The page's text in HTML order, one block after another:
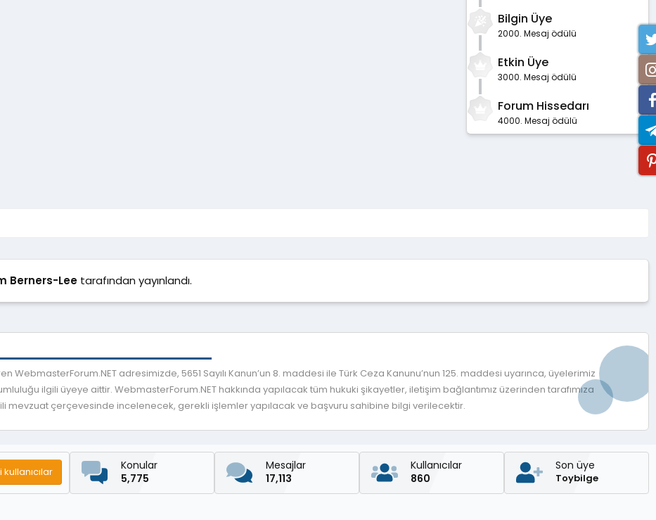
Bilgin Üye
2000. Mesaj ödülü
Etkin Üye
3000. Mesaj ödülü
Forum Hissedarı
4000. Mesaj ödülü
Berners-Lee tarafından yayınlandı.
WebmasterForum.NET adresimizde, 5651 Sayılı Kanun’un 8. maddesi ile Türk Ceza Kanunu’nun 125. maddesi uyarınca, üyelerimiz
ilgili üyeye aittir. WebmasterForum.NET hakkında yapılacak tüm hukuki şikayetler, iletişim bağlantımız üzerinden tarafımıza
mevzuat çerçevesinde incelenecek, gerekli işlemler yapılacak ve başvuru sahibine bilgi verilecektir.
Konular
5,775
Mesajlar
17,113
Kullanıcılar
860
Son üye
Toybilge